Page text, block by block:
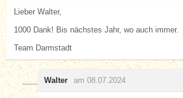
Lieber Walter,
1000 Dank! Bis nächstes Jahr, wo auch immer.
Team Darmstadt
Walter am 08.07.2024